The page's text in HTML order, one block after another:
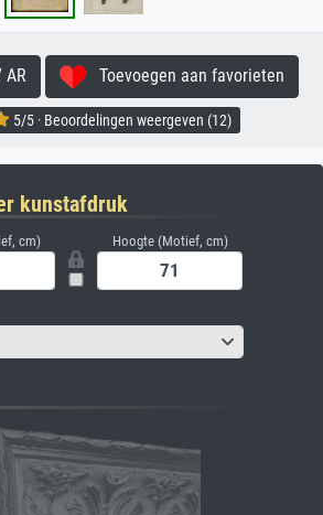
Toevoegen aan favorieten
5/5 · Beoordelingen weergeven (12)
kunstafdruk
cm) Hoogte (Motief, cm)